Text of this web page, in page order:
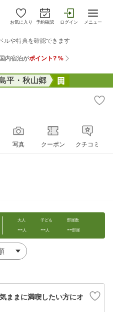
お気に入り 予約確認 ログイン メニュー
平・秋山郷
写真 クーポン クチコミ
大人
--人
子ども
--人
部屋数
--部屋
ままに満喫したい方にオ